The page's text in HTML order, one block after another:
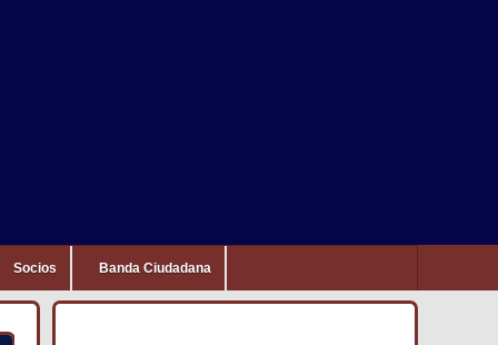
Socios Banda Ciudadana